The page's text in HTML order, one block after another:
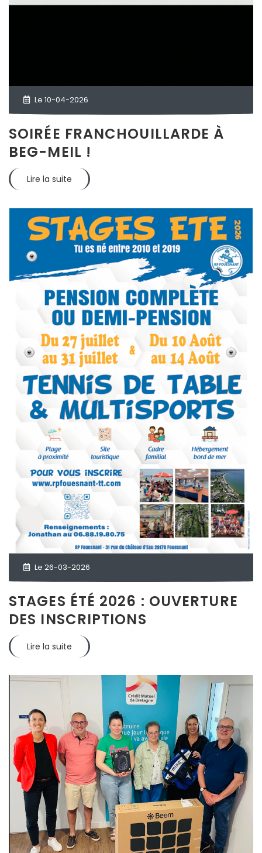
Le 10-04-2026
SOIRÉE FRANCHOUILLARDE À
BEG-MEIL !
Lire la suite
Le 26-03-2026
STAGES ÉTÉ 2026 : OUVERTURE
DES INSCRIPTIONS
Lire la suite